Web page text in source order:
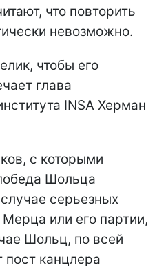
что повторить
невозможно.
чтобы его
глава
INSA Херман
с которыми
Шольца
серьезных
или его партии,
Шольц, по всей
пост канцлера